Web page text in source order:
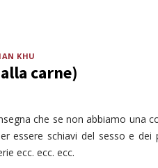
KHU
carne)
che se non abbiamo una
essere schiavi del sesso e dei
ecc. ecc. ecc.